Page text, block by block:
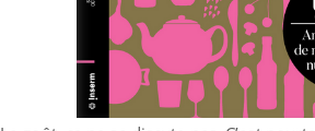
Fatigue en vacances :
normal ou signe d’une
maladie ?